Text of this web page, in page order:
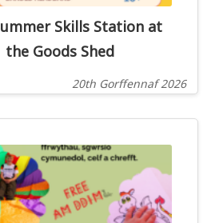
Skills Station at
the Goods Shed
20th Gorffennaf 2026